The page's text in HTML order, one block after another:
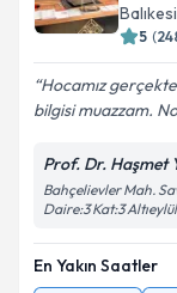
5 (
Hocamız
bilgisi muazzam.
Prof. Dr. Haşmet
Bahçelievler Mah.
Daire:3 Kat:3 Altıeylül
En Yakın Saatler